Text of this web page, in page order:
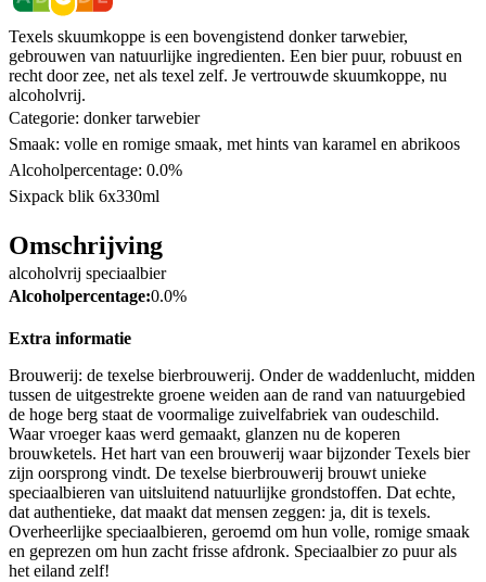
Texels skuumkoppe is een bovengistend donker tarwebier,
gebrouwen van natuurlijke ingredienten. Een bier puur, robuust en
recht door zee, net als texel zelf. Je vertrouwde skuumkoppe, nu
alcoholvrij.
Categorie: donker tarwebier
Smaak: volle en romige smaak, met hints van karamel en abrikoos
Alcoholpercentage: 0.0%
Sixpack blik 6x330ml
Omschrijving
alcoholvrij speciaalbier
Alcoholpercentage:0.0%
Extra informatie
Brouwerij: de texelse bierbrouwerij. Onder de waddenlucht, midden
tussen de uitgestrekte groene weiden aan de rand van natuurgebied
de hoge berg staat de voormalige zuivelfabriek van oudeschild.
Waar vroeger kaas werd gemaakt, glanzen nu de koperen
brouwketels. Het hart van een brouwerij waar bijzonder Texels bier
zijn oorsprong vindt. De texelse bierbrouwerij brouwt unieke
speciaalbieren van uitsluitend natuurlijke grondstoffen. Dat echte,
dat authentieke, dat maakt dat mensen zeggen: ja, dit is texels.
Overheerlijke speciaalbieren, geroemd om hun volle, romige smaak
en geprezen om hun zacht frisse afdronk. Speciaalbier zo puur als
het eiland zelf!